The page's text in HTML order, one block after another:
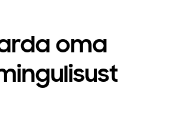
oma